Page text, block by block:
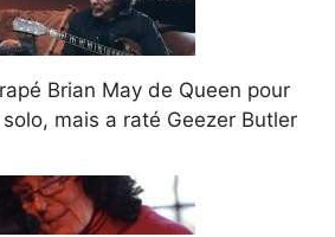
Brian May de Queen pour
mais a raté Geezer Butler